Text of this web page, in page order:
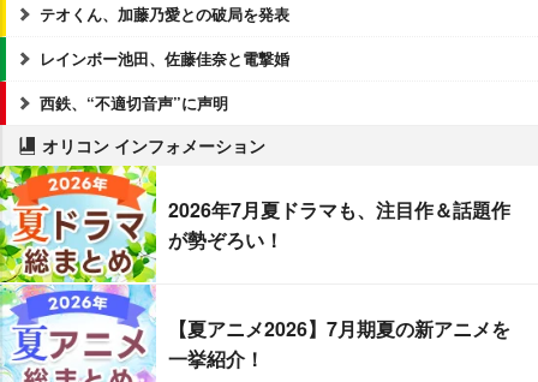
テオくん、加藤乃愛との破局を発表
レインボー池田、佐藤佳奈と電撃婚
西鉄、“不適切音声”に声明
オリコン インフォメーション
2026年7月夏ドラマも、注目作＆話題作
が勢ぞろい！
【夏アニメ2026】7月期夏の新アニメを
一挙紹介！